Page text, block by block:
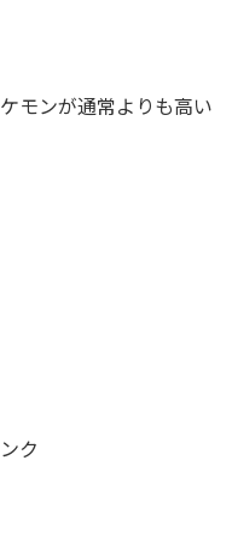
モンが通常よりも高い
ク